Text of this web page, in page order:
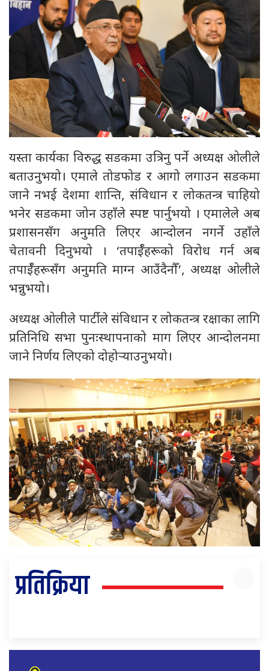
यस्ता कार्यका विरुद्ध सडकमा उत्रिनु पर्ने अध्यक्ष ओलीले
बताउनुभयो। एमाले तोडफोड र आगो लगाउन सडकमा
जाने नभई देशमा शान्ति, संविधान र लोकतन्त्र चाहियो
भनेर सडकमा जोन उहाँले स्पष्ट पार्नुभयो । एमालेले अब
प्रशासनसँग अनुमति लिएर आन्दोलन नगर्ने उहाँले
चेतावनी दिनुभयो । ‘तपाईँहरूको विरोध गर्न अब
तपाईँहरूसँग अनुमति माग्न आउँदैनौँ’, अध्यक्ष ओलीले
भन्नुभयो।
अध्यक्ष ओलीले पार्टीले संविधान र लोकतन्त्र रक्षाका लागि
प्रतिनिधि सभा पुनःस्थापनाको माग लिएर आन्दोलनमा
जाने निर्णय लिएको दोहोर्‍याउनुभयो।
प्रतिक्रिया